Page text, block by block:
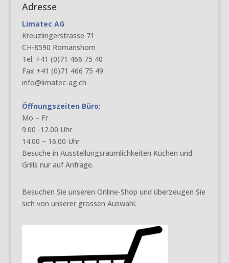
Adresse
Limatec AG
Kreuzlingerstrasse 71
CH-8590 Romanshorn
Tel. +41 (0)71 466 75 40
Fax +41 (0)71 466 75 49
info@limatec-ag.ch
Öffnungszeiten Büro:
Mo – Fr
9.00 -12.00 Uhr
14.00 – 16.00 Uhr
Besuche in Ausstellungsräumlichkeiten Küchen und
Grills nur auf Anfrage.
Besuchen Sie unseren Online-Shop und überzeugen Sie
sich von unserer grossen Auswahl.